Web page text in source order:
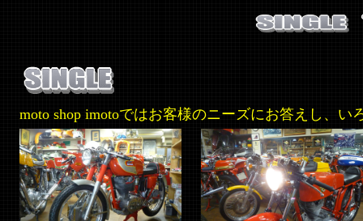
moto shop imotoではお客様のニーズにお答えし、